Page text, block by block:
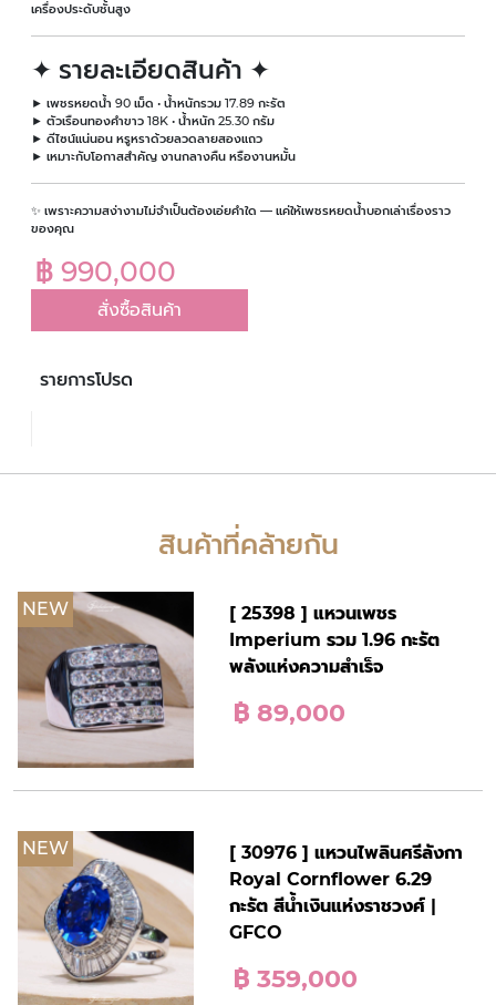
เครื่องประดับชั้นสูง
✦ รายละเอียดสินค้า ✦
► เพชรหยดน้ำ 90 เม็ด • น้ำหนักรวม 17.89 กะรัต
► ตัวเรือนทองคำขาว 18K • น้ำหนัก 25.30 กรัม
► ดีไซน์แน่นอน หรูหราด้วยลวดลายสองแถว
► เหมาะกับโอกาสสำคัญ งานกลางคืน หรืองานหมั้น
✨ เพราะความสง่างามไม่จำเป็นต้องเอ่ยคำใด — แค่ให้เพชรหยดน้ำบอกเล่าเรื่องราว
ของคุณ
฿ 990,000
สั่งซื้อสินค้า
รายการโปรด
สินค้าที่คล้ายกัน
NEW
[ 25398 ] แหวนเพชร
Imperium รวม 1.96 กะรัต
พลังแห่งความสำเร็จ
฿ 89,000
NEW
[ 30976 ] แหวนไพลินศรีลังกา
Royal Cornflower 6.29
กะรัต สีน้ำเงินแห่งราชวงศ์ |
GFCO
฿ 359,000